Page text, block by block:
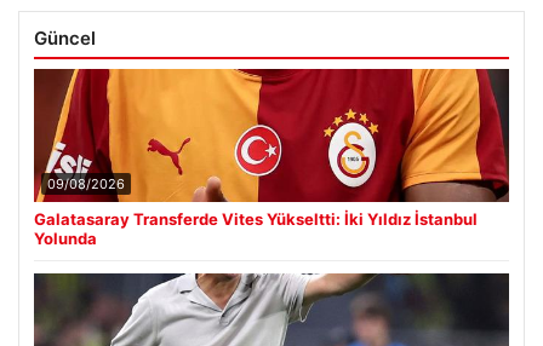
Güncel
09/08/2026
Galatasaray Transferde Vites Yükseltti: İki Yıldız İstanbul
Yolunda